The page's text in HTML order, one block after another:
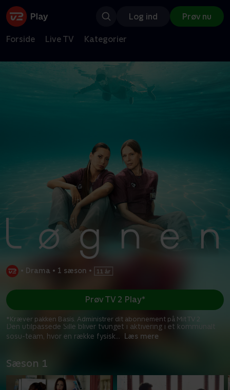
Log ind Prøv nu
Forside Live TV Kategorier
• Drama • 1 sæson •
Den utilpassede Sille bliver tvunget i aktivering i et kommunalt
sosu-team, hvor en række fysisk... Læs mere
Prøv TV 2 Play*
*Kræver pakken Basis. Administrer dit abonnement på Mit TV 2.
Sæson 1